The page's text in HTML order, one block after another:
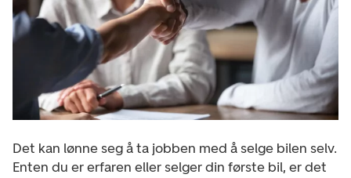
Det kan lønne seg å ta jobben med å selge bilen selv.
Enten du er erfaren eller selger din første bil, er det